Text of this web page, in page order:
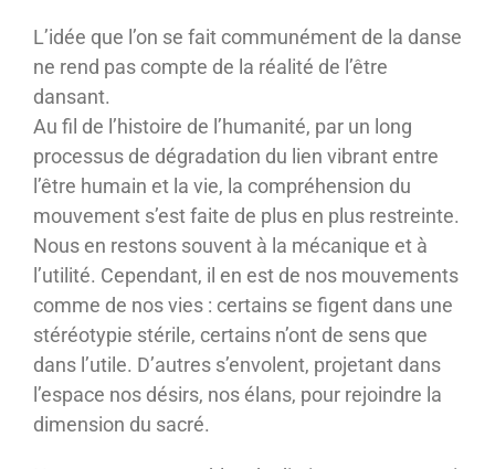
L’idée que l’on se fait communément de la danse
ne rend pas compte de la réalité de l’être
dansant.
Au fil de l’histoire de l’humanité, par un long
processus de dégradation du lien vibrant entre
l’être humain et la vie, la compréhension du
mouvement s’est faite de plus en plus restreinte.
Nous en restons souvent à la mécanique et à
l’utilité. Cependant, il en est de nos mouvements
comme de nos vies : certains se figent dans une
stéréotypie stérile, certains n’ont de sens que
dans l’utile. D’autres s’envolent, projetant dans
l’espace nos désirs, nos élans, pour rejoindre la
dimension du sacré.